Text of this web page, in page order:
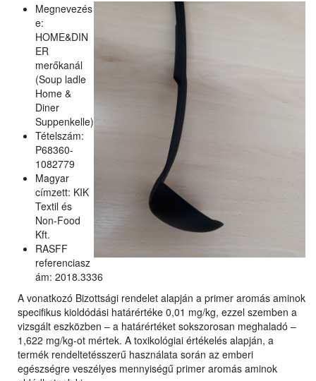
Megnevezés
e:
HOME&DIN
ER
merőkanál
(Soup ladle
Home &
Diner
Suppenkelle)
Tételszám:
P68360-
1082779
Magyar
címzett: KIK
Textil és
Non-Food
Kft.
RASFF
referenciasz
ám: 2018.3336
A vonatkozó Bizottsági rendelet alapján a primer aromás aminok
specifikus kioldódási határértéke 0,01 mg/kg, ezzel szemben a
vizsgált eszközben – a határértéket sokszorosan meghaladó –
1,622 mg/kg-ot mértek. A toxikológiai értékelés alapján, a
termék rendeltetésszerű használata során az emberi
egészségre veszélyes mennyiségű primer aromás aminok